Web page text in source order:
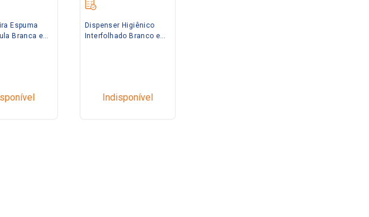
Espuma
Branca e
Dispenser Higiênico
Interfolhado Branco e
Indisponível